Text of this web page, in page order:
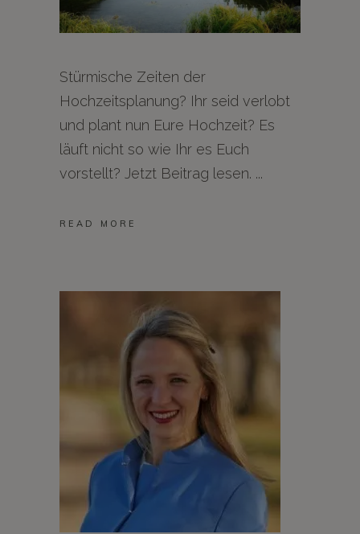
Stürmische Zeiten der
Hochzeitsplanung? Ihr seid verlobt
und plant nun Eure Hochzeit? Es
läuft nicht so wie Ihr es Euch
vorstellt? Jetzt Beitrag lesen.
READ MORE